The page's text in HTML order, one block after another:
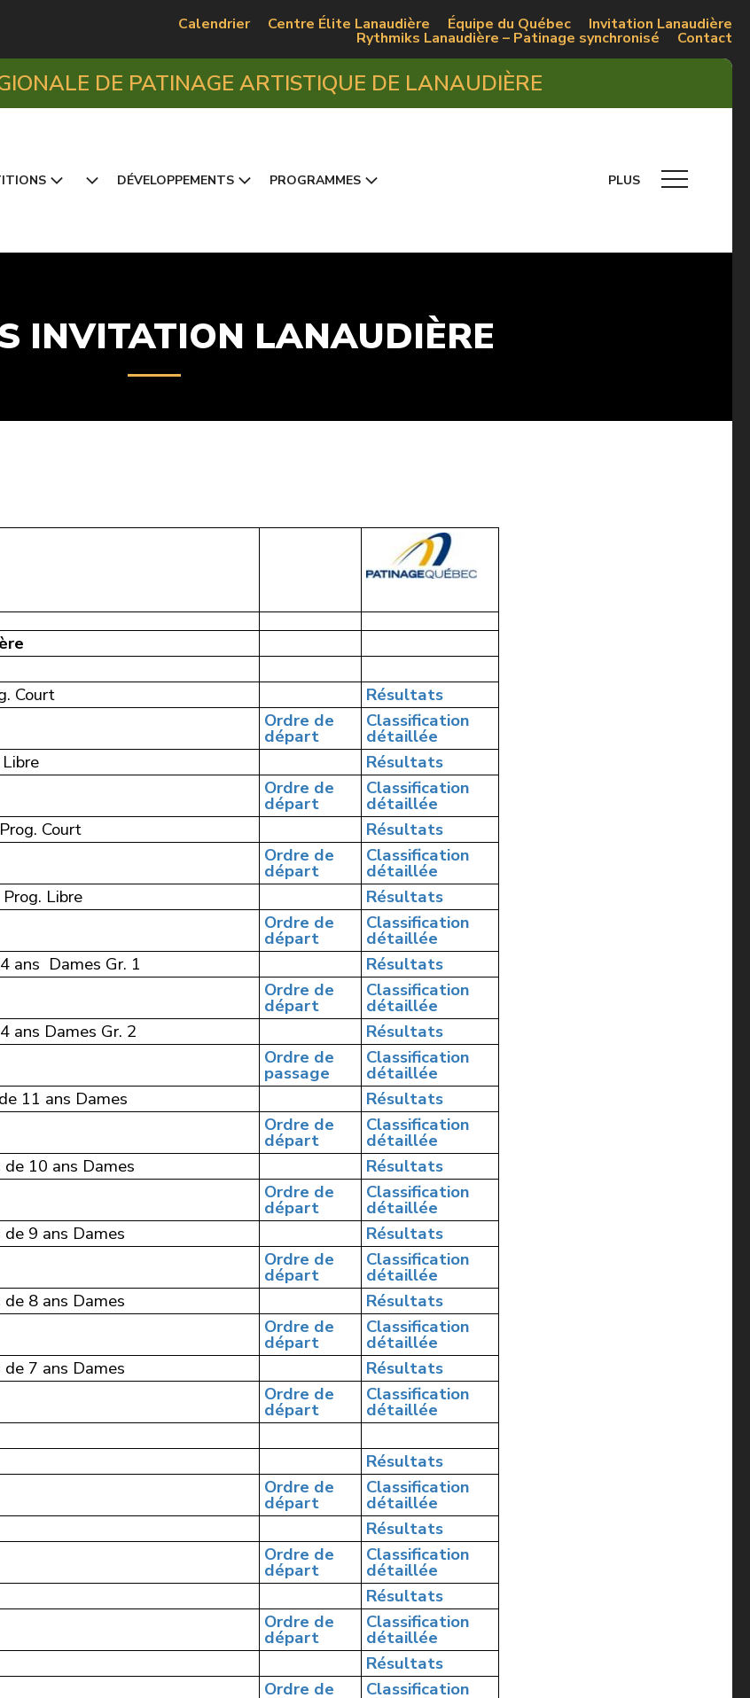
Calendrier Centre Élite Lanaudière Équipe du Québec Invitation Lanaudière
Rythmiks Lanaudière – Patinage synchronisé Contact
DE PATINAGE ARTISTIQUE DE LANAUDIÈRE
DÉVELOPPEMENTS PROGRAMMES PLUS
INVITATION LANAUDIÈRE
Court
Résultats
Ordre de
départ
Classification
détaillée
Résultats
Ordre de
départ
Classification
détaillée
Court
Résultats
Ordre de
départ
Classification
détaillée
Libre
Résultats
Ordre de
départ
Classification
détaillée
ans Dames Gr. 1
Résultats
Ordre de
départ
Classification
détaillée
ans Dames Gr. 2
Résultats
Ordre de
passage
Classification
détaillée
11 ans Dames
Résultats
Ordre de
départ
Classification
détaillée
10 ans Dames
Résultats
Ordre de
départ
Classification
détaillée
9 ans Dames
Résultats
Ordre de
départ
Classification
détaillée
8 ans Dames
Résultats
Ordre de
départ
Classification
détaillée
7 ans Dames
Résultats
Ordre de
départ
Classification
détaillée
Résultats
Ordre de
départ
Classification
détaillée
Résultats
Ordre de
départ
Classification
détaillée
Résultats
Ordre de
départ
Classification
détaillée
Résultats
Ordre de
Classification